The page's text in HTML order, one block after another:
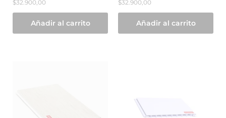
$32.900,00
Añadir al carrito
$32.900,00
Añadir al carrito